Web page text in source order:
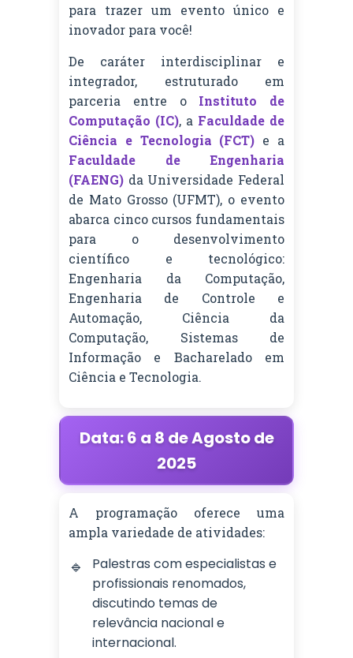
para trazer um evento único e
inovador para você!
De caráter interdisciplinar e
integrador, estruturado em
parceria entre o Instituto de
Computação (IC), a Faculdade de
Ciência e Tecnologia (FCT) e a
Faculdade de Engenharia
(FAENG) da Universidade Federal
de Mato Grosso (UFMT), o evento
abarca cinco cursos fundamentais
para o desenvolvimento
científico e tecnológico:
Engenharia da Computação,
Engenharia de Controle e
Automação, Ciência da
Computação, Sistemas de
Informação e Bacharelado em
Ciência e Tecnologia.
Data: 6 a 8 de Agosto de
2025
A programação oferece uma
ampla variedade de atividades:
Palestras com especialistas e
profissionais renomados,
discutindo temas de
relevância nacional e
internacional.